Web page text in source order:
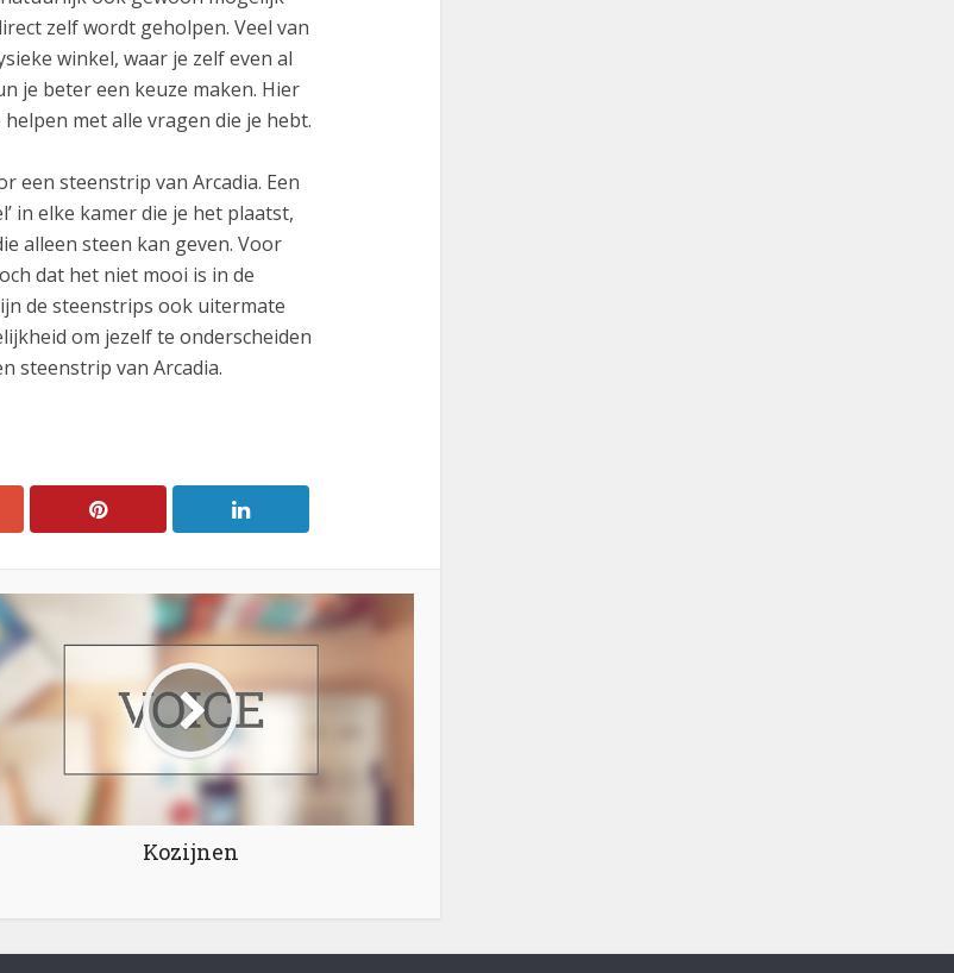
zelf wordt geholpen. Veel van
winkel, waar je zelf even al
je beter een keuze maken. Hier
met alle vragen die je hebt.
een steenstrip van Arcadia. Een
in elke kamer die je het plaatst,
alleen steen kan geven. Voor
dat het niet mooi is in de
de steenstrips ook uitermate
om jezelf te onderscheiden
steenstrip van Arcadia.
Kozijnen